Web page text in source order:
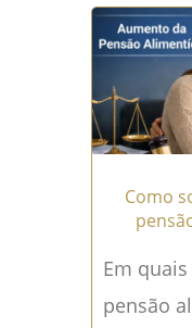
para
→
Como
Em
pensão